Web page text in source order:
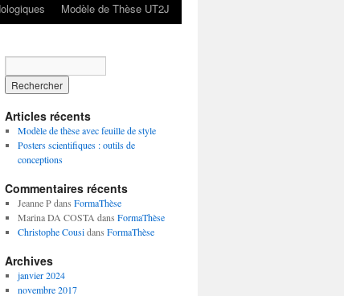
Modèle de Thèse UT2J
Articles récents
Modèle de thèse avec feuille de style
Posters scientifiques : outils de
conceptions
Commentaires récents
Jeanne Pdans FormaThèse
Marina DA COSTA dans FormaThèse
Christophe Cousidans FormaThèse
Archives
janvier 2024
novembre 2017